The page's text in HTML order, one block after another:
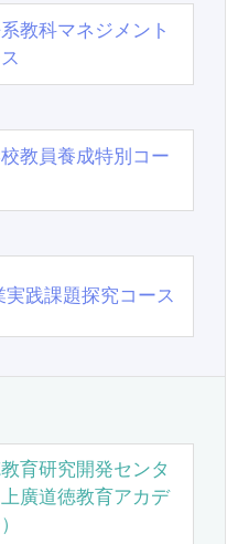
教科マネジメント
教員養成特別コー
実践課題探究コース
育研究開発センタ
廣道徳教育アカデ